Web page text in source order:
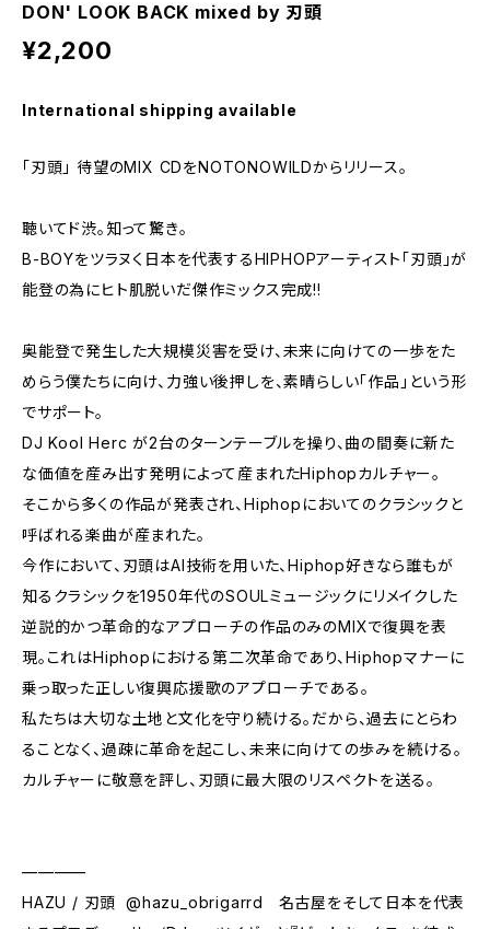
DON' LOOK BACK mixed by 刃頭
¥2,200
International shipping available
「刃頭」 待望のMIX CDをNOTONOWILDからリリース。
聴いてド渋。知って驚き。
B-BOYをツラヌく日本を代表するHIPHOPアーティスト「刃頭」が
能登の為にヒト肌脱いだ傑作ミックス完成!!
奥能登で発生した大規模災害を受け、未来に向けての一歩をた
めらう僕たちに向け、力強い後押しを、素晴らしい「作品」という形
でサポート。
DJ Kool Herc が2台のターンテーブルを操り、曲の間奏に新た
な価値を産み出す発明によって産まれたHiphopカルチャー。
そこから多くの作品が発表され、Hiphopにおいてのクラシックと
呼ばれる楽曲が産まれた。
今作において、刃頭はAI技術を用いた、Hiphop好きなら誰もが
知るクラシックを1950年代のSOULミュージックにリメイクした
逆説的かつ革命的なアプローチの作品のみのMIXで復興を表
現。これはHiphopにおける第二次革命であり、Hiphopマナーに
乗っ取った正しい復興応援歌のアプローチである。
私たちは大切な土地と文化を守り続ける。だから、過去にとらわ
ることなく、過疎に革命を起こし、未来に向けての歩みを続ける。
カルチャーに敬意を評し、刃頭に最大限のリスペクトを送る。
————
HAZU / 刃頭 @hazu_obrigarrd 名古屋をそして日本を代表